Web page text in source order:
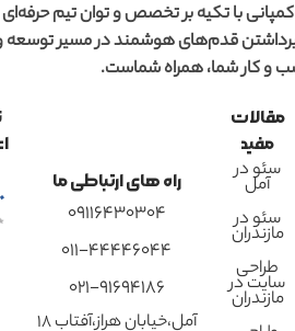
با تکیه بر تخصص و توان تیم حرفه‌ای
قدم‌های هوشمند در مسیر توسعه
و کار شما، همراه شماست.
مقالات
مفید
سئو در
آمل
سئو در
مازندران
طراحی
سایت در
مازندران
راه های ارتباطی ما
09116430304
011-44446044
021-91694186
آمل،خیابان هراز،آفتاب 18